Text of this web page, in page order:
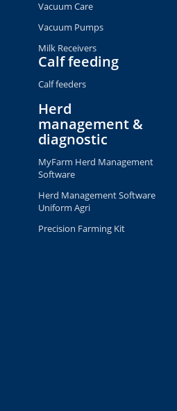
Vacuum Care
Vacuum Pumps
Milk Receivers
Calf feeding
Calf feeders
Herd
management &
diagnostic
MyFarm Herd Management
Software
Herd Management Software
Uniform Agri
Precision Farming Kit